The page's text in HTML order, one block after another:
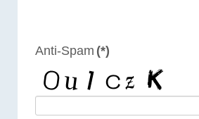
Anti-Spam (*)